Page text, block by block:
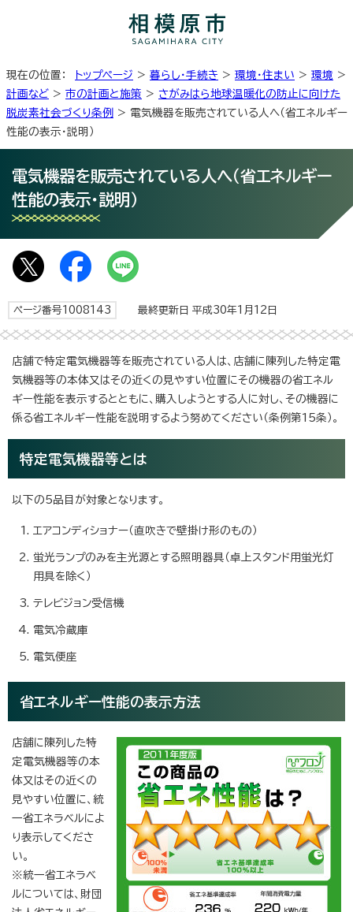
現在の位置： トップページ > 暮らし・手続き > 環境・住まい > 環境 >
計画など > 市の計画と施策 > さがみはら地球温暖化の防止に向けた
脱炭素社会づくり条例
> 電気機器を販売されている人へ（省エネルギー
性能の表示・説明）
電気機器を販売されている人へ（省エネルギー
性能の表示・説明）
ページ番号1008143 最終更新日 平成30年1月12日
店舗で特定電気機器等を販売されている人は、店舗に陳列した特定電
気機器等の本体又はその近くの見やすい位置にその機器の省エネル
ギー性能を表示するとともに、購入しようとする人に対し、その機器に
係る省エネルギー性能を説明するよう努めてください（条例第15条）。
特定電気機器等とは
以下の5品目が対象となります。
エアコンディショナー（直吹きで壁掛け形のもの）
蛍光ランプのみを主光源とする照明器具（卓上スタンド用蛍光灯
用具を除く）
テレビジョン受信機
電気冷蔵庫
電気便座
省エネルギー性能の表示方法
店舗に陳列した特
定電気機器等の本
体又はその近くの
見やすい位置に、統
一省エネラベルによ
り表示してくださ
い。
※統一省エネラベ
ルについては、財団